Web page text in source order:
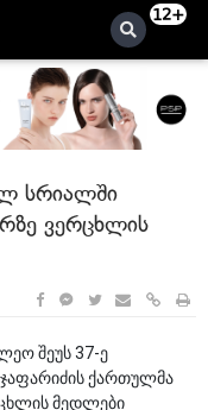
12+
სრიალში
ვერცხლის
შეუს 37-ე
ქართულმა
მედლები